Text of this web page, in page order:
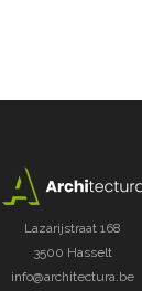
Lazarijstraat 168
3500 Hasselt
info@architectura.be